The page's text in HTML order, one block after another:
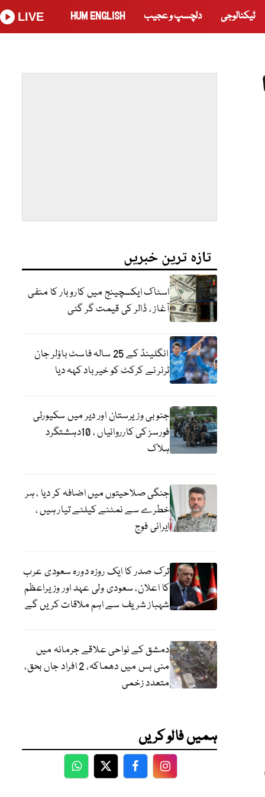
ٹیکنالوجی دلچسپ و عجیب HUM ENGLISH
LIVE
تازہ ترین خبریں
اسٹاک ایکسچینج میں کاروبار کا منفی
آغاز ، ڈالر کی قیمت گر گئی
انگلینڈ کے 25 سالہ فاسٹ باؤلر جان
ٹرنر نے کرکٹ کو خیر باد کہہ دیا
جنوبی وزیرستان اور دیر میں سکیورٹی
فورسز کی کارروائیاں ، 10دہشتگرد
ہلاک
جنگی صلاحیتوں میں اضافہ کر دیا ، ہر
خطرے سے نمٹنے کیلئے تیار ہیں ،
ایرانی فوج
ترک صدر کا ایک روزہ دورہ سعودی عرب
کا اعلان، سعودی ولی عہد اور وزیراعظم
شہباز شریف سے اہم ملاقات کریں گے
دمشق کے نواحی علاقے جرمانہ میں
منی بس میں دھماکہ، 2 افراد جاں بحق،
متعدد زخمی
ہمیں فالو کریں
WhatsApp
TwitterFacebookFacebook